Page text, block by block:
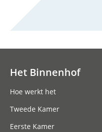
Het Binnenhof
Hoe werkt het
Tweede Kamer
Eerste Kamer